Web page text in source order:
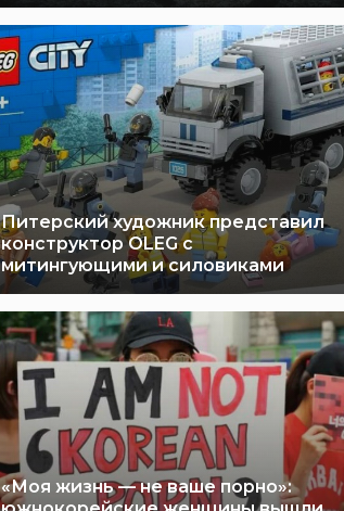
Питерский художник представил
конструктор OLEG с
митингующими и силовиками
«Моя жизнь — не ваше порно»: